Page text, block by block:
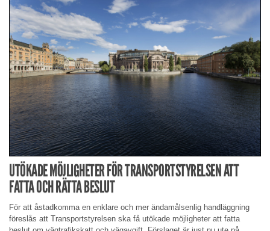
UTÖKADE MÖJLIGHETER FÖR TRANSPORTSTYRELSEN ATT
FATTA OCH RÄTTA BESLUT
För att åstadkomma en enklare och mer ändamålsenlig handläggning
föreslås att Transportstyrelsen ska få utökade möjligheter att fatta